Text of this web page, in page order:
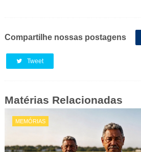
Compartilhe nossas postagens
Tweet
Matérias Relacionadas
MEMÓRIAS